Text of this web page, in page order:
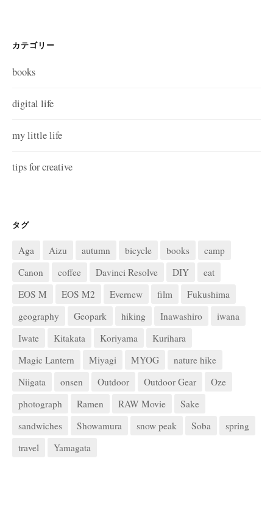
カテゴリー
books
digital life
my little life
tips for creative
タグ
Aga Aizu autumn bicycle books
camp
Canon
coffee Davinci Resolve DIY
eat
EOS M
EOS M2 Evernew film
Fukushima
geography
Geopark hiking Inawashiro
iwana
Iwate
Kitakata Koriyama
Kurihara
Magic Lantern
Miyagi MYOG
nature hike
Niigata
onsen Outdoor Outdoor Gear
Oze
photograph
Ramen RAW Movie
Sake
sandwiches
Showamura snow peak Soba
spring
travel
Yamagata